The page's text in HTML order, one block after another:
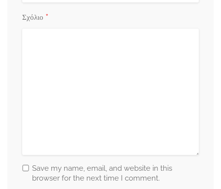
Σχόλιο *
Save my name, email, and website in this
browser for the next time I comment.